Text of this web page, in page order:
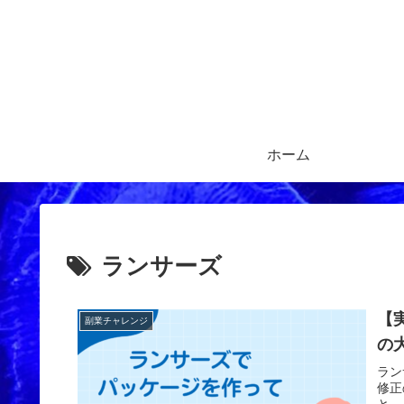
ホーム
ランサーズ
副業チャレンジ
の
ラ
修